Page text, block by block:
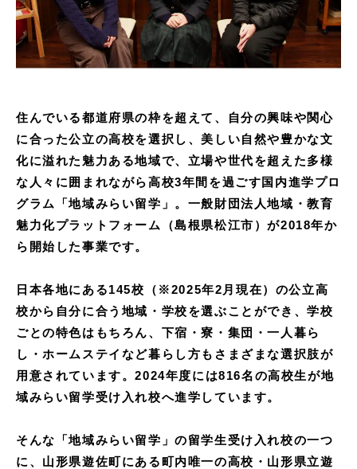
住んでいる都道府県の枠を超えて、自分の興味や関心
に合った公立の高校を選択し、美しい自然や豊かな文
化に溢れた魅力ある地域で、立場や世代を超えた多様
な人々に囲まれながら高校3年間を過ごす国内進学プロ
グラム「地域みらい留学」。一般財団法人地域・教育
魅力化プラットフォーム（島根県松江市）が2018年か
ら開始した事業です。
日本各地にある145校（※2025年2月現在）の公立高
校から自分に合う地域・学校を選ぶことができ、学校
ごとの特色はもちろん、下宿・寮・集団・一人暮ら
し・ホームステイなど暮らし方もさまざまな選択肢が
用意されています。2024年度には816名の高校生が地
域みらい留学受け入れ校へ進学しています。
そんな「地域みらい留学」の留学生受け入れ校の一つ
に、山形県遊佐町にある町内唯一の高校・山形県立遊